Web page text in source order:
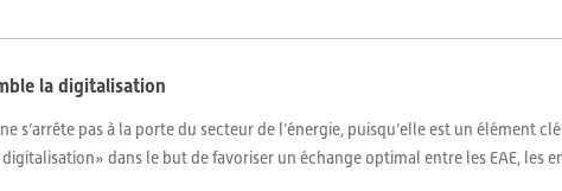
la digitalisation
s’arrête pas à la porte du secteur de l’énergie, puisqu’elle est un élément
digitalisation» dans le but de favoriser un échange optimal entre les EAE, les